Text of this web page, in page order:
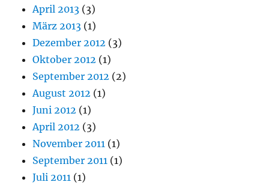
April 2013 (3)
März 2013 (1)
Dezember 2012 (3)
Oktober 2012 (1)
September 2012 (2)
August 2012 (1)
Juni 2012 (1)
April 2012 (3)
November 2011 (1)
September 2011 (1)
Juli 2011 (1)